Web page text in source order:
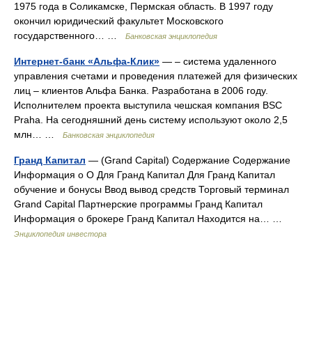
1975 года в Соликамске, Пермская область. В 1997 году
окончил юридический факультет Московского
государственного… …
Банковская энциклопедия
Интернет-банк «Альфа-Клик» — – система удаленного
управления счетами и проведения платежей для физических
лиц – клиентов Альфа Банка. Разработана в 2006 году.
Исполнителем проекта выступила чешская компания BSC
Praha. На сегодняшний день систему используют около 2,5
млн… …
Банковская энциклопедия
Гранд Капитал — (Grand Capital) Содержание Содержание
Информация о О Для Гранд Капитал Для Гранд Капитал
обучение и бонусы Ввод вывод средств Торговый терминал
Grand Capital Партнерские программы Гранд Капитал
Информация о брокере Гранд Капитал Находится на… …
Энциклопедия инвестора